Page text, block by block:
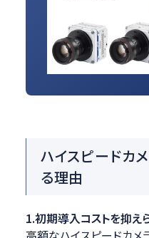
ハイスピードカ
る理由
1.初期導入コストを抑え